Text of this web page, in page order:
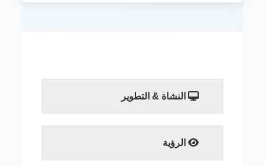
النشاة & التطوير
تقوم أمانة الشؤون العلمية بالإشراف على قبول
وتسجيل الطلاب بالجامعة وما يتبع ذلك من
إجراءات التحويل من والى الجامعة والاستقالات
الرؤية